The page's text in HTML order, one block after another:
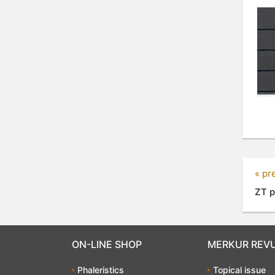
«
ZT
ON-LINE SHOP
Phaleristics
MERKUR
Topical issue